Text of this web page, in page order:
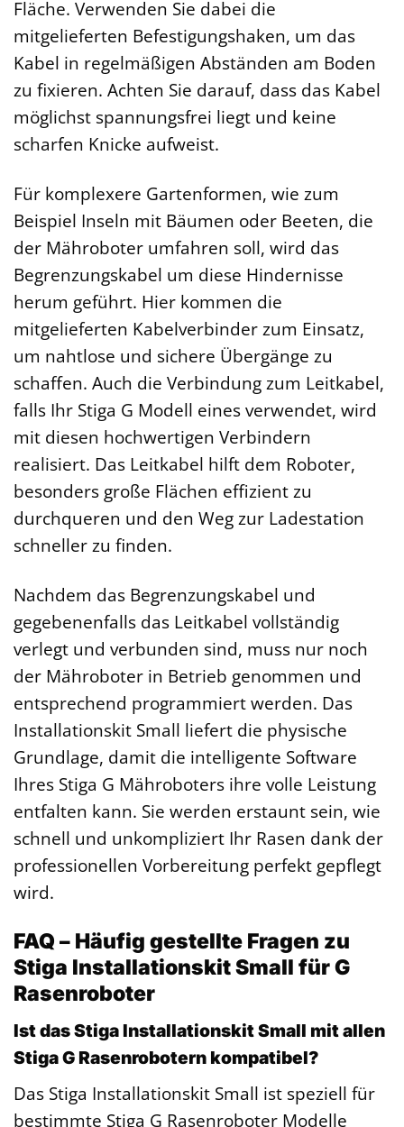
Fläche. Verwenden Sie dabei die
mitgelieferten Befestigungshaken, um das
Kabel in regelmäßigen Abständen am Boden
zu fixieren. Achten Sie darauf, dass das Kabel
möglichst spannungsfrei liegt und keine
scharfen Knicke aufweist.
Für komplexere Gartenformen, wie zum
Beispiel Inseln mit Bäumen oder Beeten, die
der Mähroboter umfahren soll, wird das
Begrenzungskabel um diese Hindernisse
herum geführt. Hier kommen die
mitgelieferten Kabelverbinder zum Einsatz,
um nahtlose und sichere Übergänge zu
schaffen. Auch die Verbindung zum Leitkabel,
falls Ihr Stiga G Modell eines verwendet, wird
mit diesen hochwertigen Verbindern
realisiert. Das Leitkabel hilft dem Roboter,
besonders große Flächen effizient zu
durchqueren und den Weg zur Ladestation
schneller zu finden.
Nachdem das Begrenzungskabel und
gegebenenfalls das Leitkabel vollständig
verlegt und verbunden sind, muss nur noch
der Mähroboter in Betrieb genommen und
entsprechend programmiert werden. Das
Installationskit Small liefert die physische
Grundlage, damit die intelligente Software
Ihres Stiga G Mähroboters ihre volle Leistung
entfalten kann. Sie werden erstaunt sein, wie
schnell und unkompliziert Ihr Rasen dank der
professionellen Vorbereitung perfekt gepflegt
wird.
FAQ – Häufig gestellte Fragen zu
Stiga Installationskit Small für G
Rasenroboter
Ist das Stiga Installationskit Small mit allen
Stiga G Rasenrobotern kompatibel?
Das Stiga Installationskit Small ist speziell für
bestimmte Stiga G Rasenroboter Modelle